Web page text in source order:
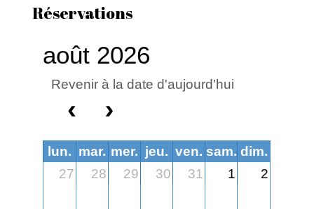
Réservations
août 2026
Revenir à la date d'aujourd'hui
lun. mar. mer. jeu. ven. sam. dim.
27
28 29 30 31 1 2